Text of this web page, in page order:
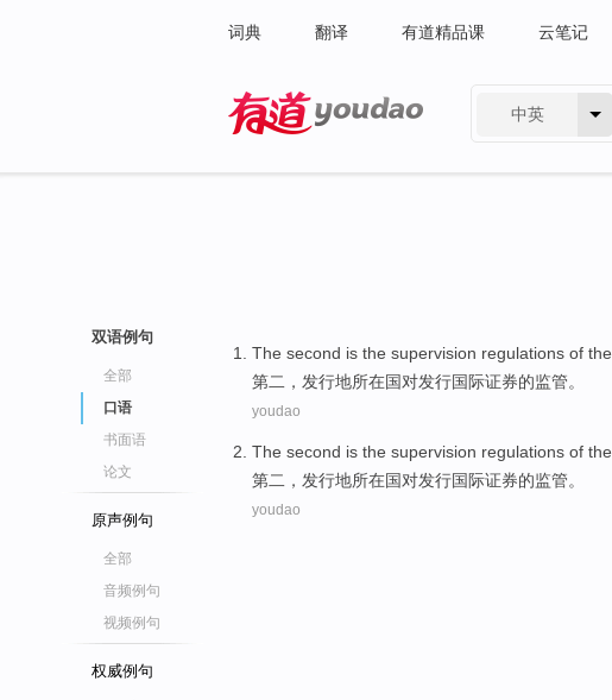
词典 翻译 有道精品课 云笔记
中英
双语例句
全部
口语
书面语
论文
原声例句
全部
音频例句
视频例句
权威例句
The second is the supervision regulations of the
第二 ， 发行地所在国对发行国际证券的监管。
youdao
The second is the supervision regulations of the
第二 ， 发行地所在国对发行国际证券的监管。
youdao